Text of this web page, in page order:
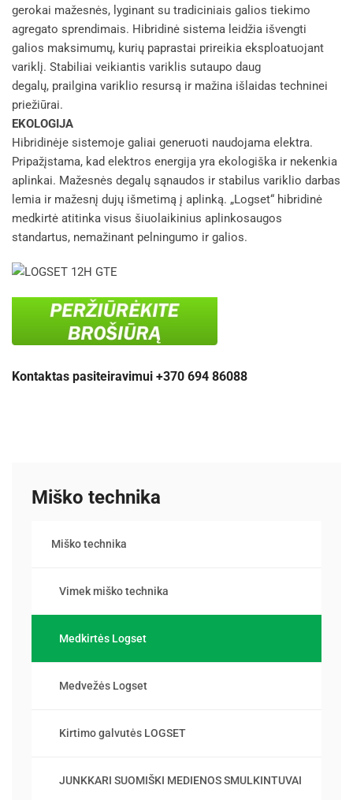
gerokai mažesnės, lyginant su tradiciniais galios tiekimo
agregato sprendimais. Hibridinė sistema leidžia išvengti
galios maksimumų, kurių paprastai prireikia eksploatuojant
variklį. Stabiliai veikiantis variklis sutaupo daug
degalų, prailgina variklio resursą ir mažina išlaidas techninei
priežiūrai.
EKOLOGIJA
Hibridinėje sistemoje galiai generuoti naudojama elektra.
Pripažįstama, kad elektros energija yra ekologiška ir nekenkia
aplinkai. Mažesnės degalų sąnaudos ir stabilus variklio darbas
lemia ir mažesnį dujų išmetimą į aplinką. „Logset“ hibridinė
medkirtė atitinka visus šiuolaikinius aplinkosaugos
standartus, nemažinant pelningumo ir galios.
Kontaktas pasiteiravimui +370 694 86088
Miško technika
Miško technika
Vimek miško technika
Medkirtės Logset
Medvežės Logset
Kirtimo galvutės LOGSET
JUNKKARI SUOMIŠKI MEDIENOS SMULKINTUVAI